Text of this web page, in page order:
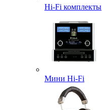
Hi-Fi комплекты
Мини Hi-Fi